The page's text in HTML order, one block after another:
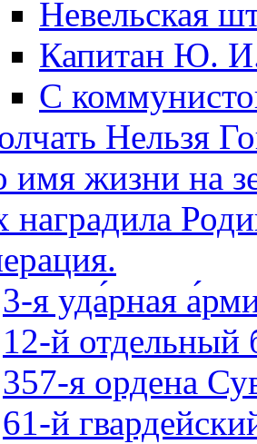
Невельская
Капитан Ю.
С
Нельзя
имя жизни на
наградила
3-я уда́рная
12-й отдельный
357-я ордена
61-й